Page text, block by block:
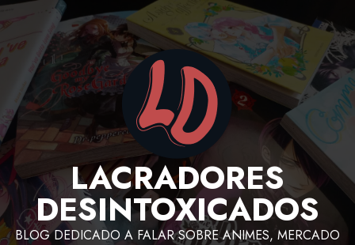
LACRADORES
DESINTOXICADOS
BLOG DEDICADO A FALAR SOBRE ANIMES, MERCADO